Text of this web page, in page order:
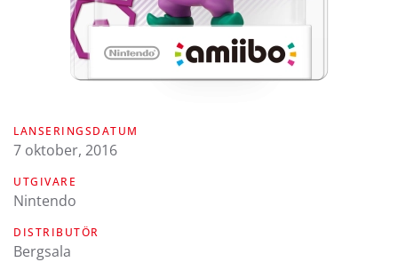
LANSERINGSDATUM
7 oktober, 2016
UTGIVARE
Nintendo
DISTRIBUTÖR
Bergsala